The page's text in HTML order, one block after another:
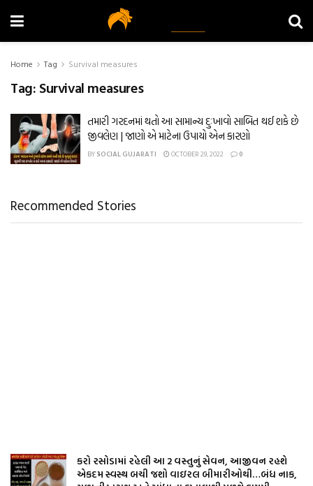
Home Tag Survival measures
Tag: Survival measures
તમારી ગરદનમાં થતો આ સામાન્ય દુઃખાવો સાબિત થઈ શકે છે
જીવલેણ | જાણો એ માટેના ઉપાયો એન કારણો
BY SOCIAL GUJARATI OCTOBER 29, 2022 0
Recommended Stories
કરો રસોડામાં રહેલી આ 2 વસ્તુનું સેવન, આજીવન રહશે
એકદમ સ્વસ્થ બચી જશો વાઇરલ બીમારીઓથી…બંધ નાક,